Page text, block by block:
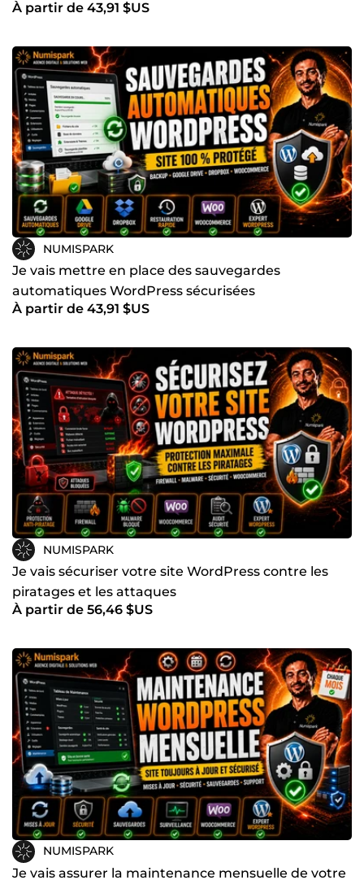
sécurisée
À partir de 43,91 $US
NUMISPARK
Je vais mettre en place des sauvegardes
automatiques WordPress sécurisées
À partir de 43,91 $US
NUMISPARK
Je vais sécuriser votre site WordPress contre les
piratages et les attaques
À partir de 56,46 $US
NUMISPARK
Je vais assurer la maintenance mensuelle de votre